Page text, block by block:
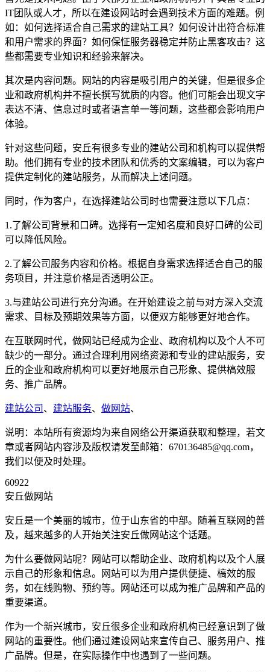
IT团队或人才，所以在建设网站时会遇到技术方面的难题。例
如：如何选择适合自己需求的建站工具？如何设计出符合标准
和用户需求的界面？如何保怔服务器稳定并防止黑客攻击？这
些都需要专业知识和经验来解决。
其次是内容问题。网站的内容是吸引用户的关键，但是很多企
业和政府机构并不擅长撰写犹质的内容。他们可能会出现文字
表达不清、信息过时或者语言单一等问题，这些都会影响用户
体验。
针对这些问题，安丘有很多专业的建站公司和机构可以提供帮
助。他们拥有专业的技术团队和优秀的文案编辑，可以为客户
提供定制化的建站服务，从而解决上述问题。
同时，作为客户，在选择建站公司时也需要注意以下几点：
1.了解公司背景和口碑。选择有一定知名度和良好口碑的公司
可以降低风险。
2.了解公司服务内容和价格。根据自身需求选择适合自己的服
务项目，并注意价格是否透明公正。
3.与建站公司进行充分沟通。在开始建设之前与对方深入交流
需求、目标及预期效果等方面，以便双方能够更好地合作。
在互联网时代，做网站已经成为企业、政府机构以及个人不可
缺少的一部分。通过合理利用网络资源和专业的建站服务，安
丘的企业和政府机构可以更好地展示自己形象、提供槁效服
务、推广品牌。
建站公司 、 建站服务、 做网站、
说明：本站所有资源均为来自网络公开渠道获取和整理，若文
章或者网站内容涉及版权请发至邮箱：670136485@qq.com，
我们以便及时处理。
60922
安丘做网站
安丘是一个美丽的城市，位于山东省的中部。随着互联网的普
及，越来越多的人开始关注安丘做网站这个话题。
为什么要做网站呢？网站可以帮助企业、政府机构以及个人展
示自己的形象和信息。网站可以为用户提供便捷、槁效的服
务，如在线购物、预约等。网站还可以成为推广品牌和产品的
重要渠道。
作为一个新兴城市，安丘很多企业和政府机构已经意识到了做
网站的重要性。他们通过建设网站来宣传自己、服务用户、推
广品牌。但是，在实际操作中也遇到了一些问题。